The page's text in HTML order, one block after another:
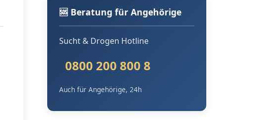
🆘 Beratung für Angehörige
Sucht & Drogen Hotline
0800 200 800 8
Auch für Angehörige, 24h